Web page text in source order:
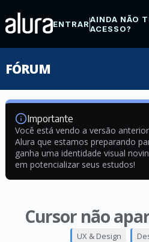
ENTRARAINDA NÃO
ACESSO?
FÓRUM
Importante
Você está vendo a versão
Alura que estamos preparando
ganha uma identidade visual
em potencializar seus estudos!
Cursor não
UX & Design